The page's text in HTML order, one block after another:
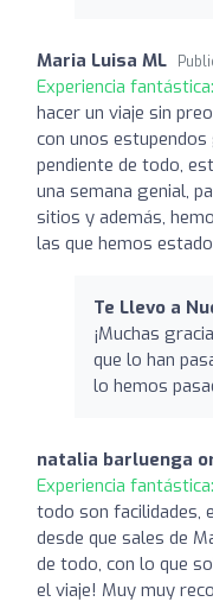
Maria Luisa ML
Experiencia fantástica:
hacer un viaje sin
con unos estupendos
pendiente de todo,
una semana genial,
sitios y además,
las que hemos
Te Llevo a
¡Muchas
que lo han
lo hemos
natalia barluenga
Experiencia fantástica:
todo son facilidades,
desde que sales de
de todo, con lo que
el viaje! Muy muy